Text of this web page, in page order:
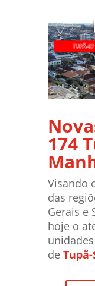
174
Visando
das
Gerais e
hoje o
unidades
de